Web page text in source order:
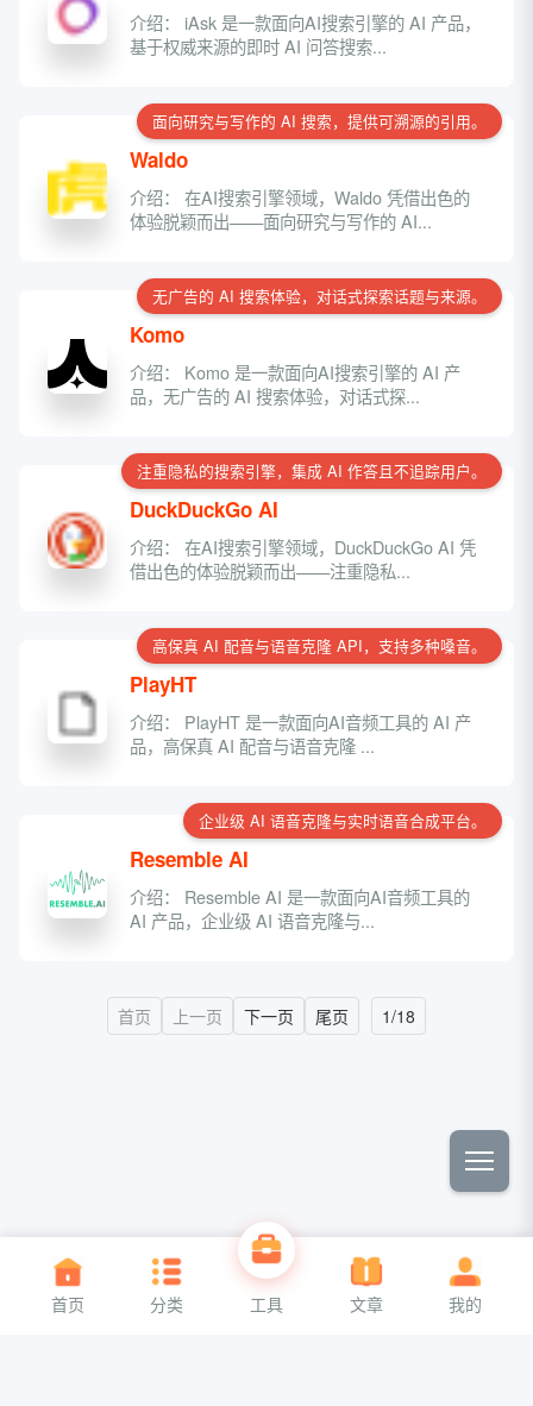
介绍： iAsk 是一款面向AI搜索引擎的 AI 产品，
基于权威来源的即时 AI 问答搜索...
面向研究与写作的 AI 搜索，提供可溯源的引用。
Waldo
介绍： 在AI搜索引擎领域，Waldo 凭借出色的
体验脱颖而出——面向研究与写作的 AI...
无广告的 AI 搜索体验，对话式探索话题与来源。
Komo
介绍： Komo 是一款面向AI搜索引擎的 AI 产
品，无广告的 AI 搜索体验，对话式探...
注重隐私的搜索引擎，集成 AI 作答且不追踪用户。
DuckDuckGo AI
介绍： 在AI搜索引擎领域，DuckDuckGo AI 凭
借出色的体验脱颖而出——注重隐私...
高保真 AI 配音与语音克隆 API，支持多种嗓音。
PlayHT
介绍： PlayHT 是一款面向AI音频工具的 AI 产
品，高保真 AI 配音与语音克隆 ...
企业级 AI 语音克隆与实时语音合成平台。
Resemble AI
介绍： Resemble AI 是一款面向AI音频工具的
AI 产品，企业级 AI 语音克隆与...
首页 上一页 下一页 尾页 1/18
关于我们 联系我们
首页 分类 工具 文章 我的